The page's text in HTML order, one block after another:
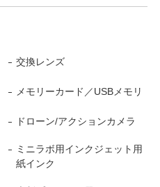
交換レンズ
メモリーカード／USBメモリ
ドローン/アクションカメラ
ミニラボ用インクジェット用
紙インク